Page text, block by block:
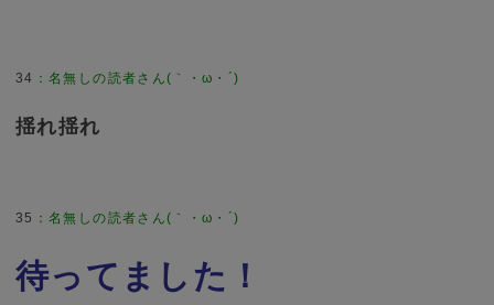
34 ：名無しの読者さん(｀・ω・´)
揺れ揺れ
35 ：名無しの読者さん(｀・ω・´)
待ってました！